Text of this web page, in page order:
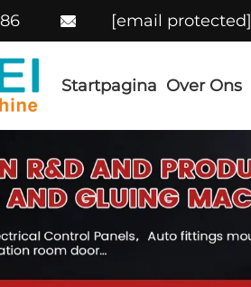
[email protected]
Startpagina Over Ons